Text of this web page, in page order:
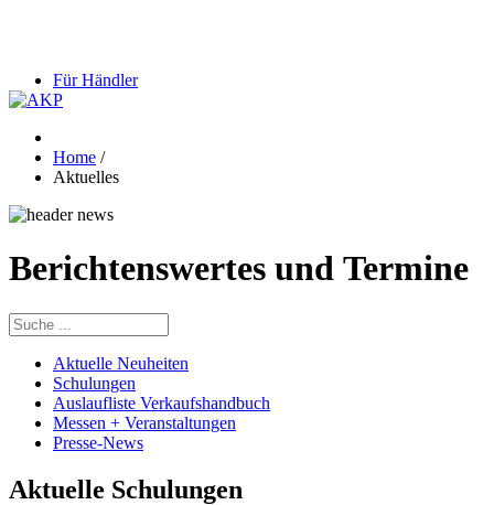
Für Händler
Home /
Aktuelles
Berichtenswertes und Termine
Aktuelle Neuheiten
Schulungen
Auslaufliste Verkaufshandbuch
Messen + Veranstaltungen
Presse-News
Aktuelle Schulungen